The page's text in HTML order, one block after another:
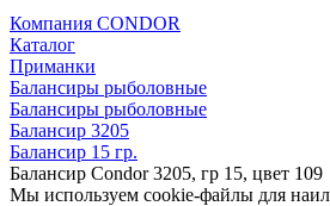
Компания CONDOR
Каталог
Приманки
Балансиры рыболовные
Балансиры рыболовные
Балансир 3205
Балансир 15 гр.
Балансир Condor 3205, гр 15, цвет 109
Мы используем cookie-файлы для